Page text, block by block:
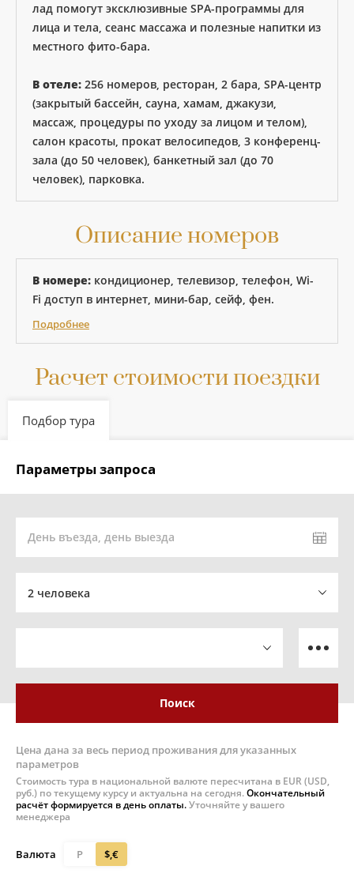
лад помогут эксклюзивные SPA-программы для
лица и тела, сеанс массажа и полезные напитки из
местного фито-бара.
В отеле: 256 номеров, ресторан, 2 бара, SPA-центр
(закрытый бассейн, сауна, хамам, джакузи,
массаж, процедуры по уходу за лицом и телом),
салон красоты, прокат велосипедов, 3 конференц-
зала (до 50 человек), банкетный зал (до 70
человек), парковка.
Описание номеров
В номере: кондиционер, телевизор, телефон, Wi-
Fi доступ в интернет, мини-бар, сейф, фен.
Подробнее
Расчет стоимости поездки
Подбор тура
Параметры запроса
День въезда, день выезда
2 человека
Поиск
Цена дана за весь период проживания для указанных
параметров
Стоимость тура в национальной валюте пересчитана в EUR (USD,
руб.) по текущему курсу и актуальна на сегодня.Окончательный
расчёт формируется в день оплаты.Уточняйте у вашего
менеджера
Валюта Р $,€